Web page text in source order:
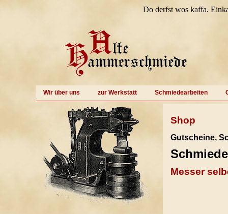
Do derfst wos kaffa.
Wir über uns zur Werkstatt Schmiedearbeiten
Shop
Gutscheine,
Messer